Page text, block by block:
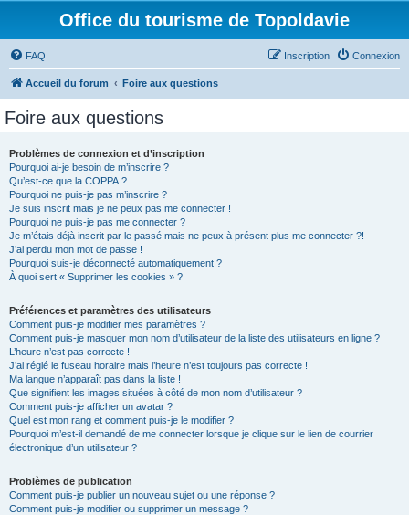
Office du tourisme de Topoldavie
FAQ Connexion
Inscription
Accueil du forum Foire aux questions
Foire aux questions
Problèmes de connexion et d’inscription
Pourquoi ai-je besoin de m’inscrire ?
Qu’est-ce que la COPPA ?
Pourquoi ne puis-je pas m’inscrire ?
Je suis inscrit mais je ne peux pas me connecter !
Pourquoi ne puis-je pas me connecter ?
Je m’étais déjà inscrit par le passé mais ne peux à présent plus me connecter ?!
J’ai perdu mon mot de passe !
Pourquoi suis-je déconnecté automatiquement ?
À quoi sert « Supprimer les cookies » ?
Préférences et paramètres des utilisateurs
Comment puis-je modifier mes paramètres ?
Comment puis-je masquer mon nom d’utilisateur de la liste des utilisateurs en ligne ?
L’heure n’est pas correcte !
J’ai réglé le fuseau horaire mais l’heure n’est toujours pas correcte !
Ma langue n’apparaît pas dans la liste !
Que signifient les images situées à côté de mon nom d’utilisateur ?
Comment puis-je afficher un avatar ?
Quel est mon rang et comment puis-je le modifier ?
Pourquoi m’est-il demandé de me connecter lorsque je clique sur le lien de courrier
électronique d’un utilisateur ?
Problèmes de publication
Comment puis-je publier un nouveau sujet ou une réponse ?
Comment puis-je modifier ou supprimer un message ?